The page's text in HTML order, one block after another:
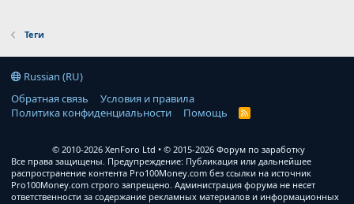
Теги
Russian (RU)
Обратная связь
Условия и правила
Политика конфиденциальности
Помощь
R
© 2010-2026 XenForo Ltd
© 2015-2026 Форум по заработку
Все права защищены. Предупреждение: Публикация или дальнейшее
распространение контента Pro100Money.com без ссылки на источник
Pro100Money.com строго запрещено. Администрация форума не несет
ответственности за содержание рекламных материалов и информационных